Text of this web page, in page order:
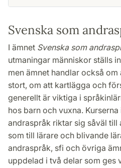
Svenska som
I ämnet Svenska som
utmaningar människor ställs
men ämnet handlar också
stort, om att kartlägga och
generellt är viktiga i
hos barn och vuxna.
andraspråk riktar sig såväl till
som till lärare och blivande
andraspråk, sfi och övriga
uppdelad i två delar som ges